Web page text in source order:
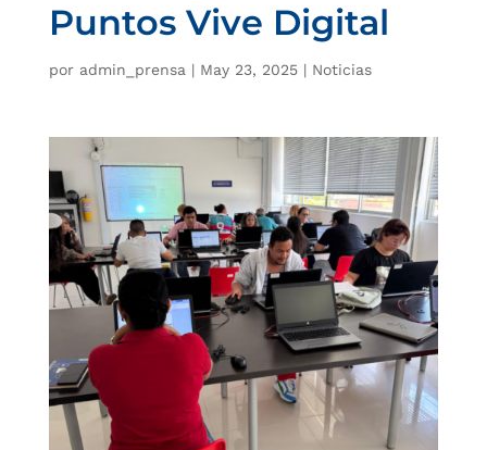
Puntos Vive Digital
por admin_prensa | May 23, 2025| Noticias